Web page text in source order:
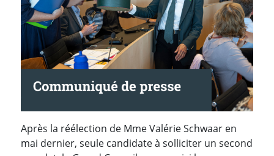
Après la réélection de Mme Valérie Schwaar en
mai dernier, seule candidate à solliciter un second